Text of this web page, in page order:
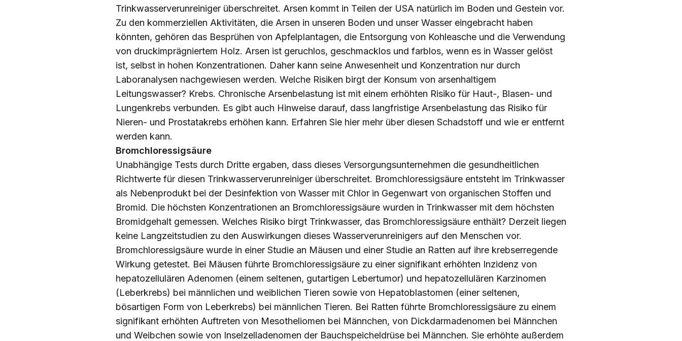
Trinkwasserverunreiniger überschreitet. Arsen kommt in Teilen der USA natürlich im Boden und Gestein vor.
Zu den kommerziellen Aktivitäten, die Arsen in unseren Boden und unser Wasser eingebracht haben
könnten, gehören das Besprühen von Apfelplantagen, die Entsorgung von Kohleasche und die Verwendung
von druckimprägniertem Holz. Arsen ist geruchlos, geschmacklos und farblos, wenn es in Wasser gelöst
ist, selbst in hohen Konzentrationen. Daher kann seine Anwesenheit und Konzentration nur durch
Laboranalysen nachgewiesen werden. Welche Risiken birgt der Konsum von arsenhaltigem
Leitungswasser? Krebs. Chronische Arsenbelastung ist mit einem erhöhten Risiko für Haut-, Blasen- und
Lungenkrebs verbunden. Es gibt auch Hinweise darauf, dass langfristige Arsenbelastung das Risiko für
Nieren- und Prostatakrebs erhöhen kann. Erfahren Sie hier mehr über diesen Schadstoff und wie er entfernt
werden kann.
Bromchloressigsäure
Unabhängige Tests durch Dritte ergaben, dass dieses Versorgungsunternehmen die gesundheitlichen
Richtwerte für diesen Trinkwasserverunreiniger überschreitet. Bromchloressigsäure entsteht im Trinkwasser
als Nebenprodukt bei der Desinfektion von Wasser mit Chlor in Gegenwart von organischen Stoffen und
Bromid. Die höchsten Konzentrationen an Bromchloressigsäure wurden in Trinkwasser mit dem höchsten
Bromidgehalt gemessen. Welches Risiko birgt Trinkwasser, das Bromchloressigsäure enthält? Derzeit liegen
keine Langzeitstudien zu den Auswirkungen dieses Wasserverunreinigers auf den Menschen vor.
Bromchloressigsäure wurde in einer Studie an Mäusen und einer Studie an Ratten auf ihre krebserregende
Wirkung getestet. Bei Mäusen führte Bromchloressigsäure zu einer signifikant erhöhten Inzidenz von
hepatozellulären Adenomen (einem seltenen, gutartigen Lebertumor) und hepatozellulären Karzinomen
(Leberkrebs) bei männlichen und weiblichen Tieren sowie von Hepatoblastomen (einer seltenen,
bösartigen Form von Leberkrebs) bei männlichen Tieren. Bei Ratten führte Bromchloressigsäure zu einem
signifikant erhöhten Auftreten von Mesotheliomen bei Männchen, von Dickdarmadenomen bei Männchen
und Weibchen sowie von Inselzelladenomen der Bauchspeicheldrüse bei Männchen. Sie erhöhte außerdem